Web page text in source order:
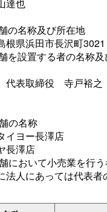
達也
の名称及び所在地
根県浜田市長沢町3021
を設置する者の名称
代表取締役 寺戸裕之
の名称
イヨー長澤店
長澤店
において小売業を行
法人にあっては代表者